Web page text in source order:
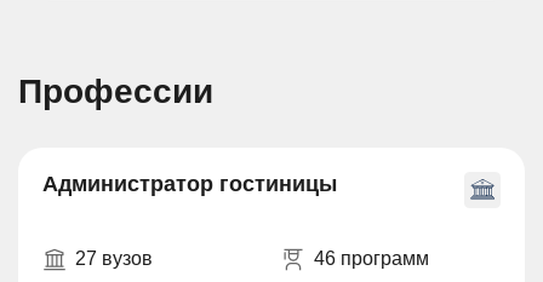
Профессии
Администратор гостиницы
27 вузов 46 программ